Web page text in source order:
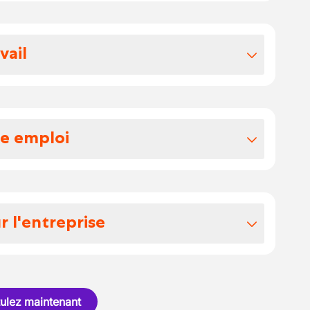
matin (tournante)
emploi
caisse (encaissements, paiements)
l'entreprise
de la maison
à ses clients
des conseils de qualité et
maintenant